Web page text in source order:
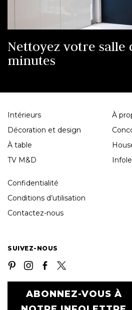
Nettoyez votre salle
minutes
Intérieurs
Décoration et design
À table
TV M&D
À
Confidentialité
Conditions d’utilisation
Contactez-nous
SUIVEZ-NOUS
ABONNEZ-VOUS À